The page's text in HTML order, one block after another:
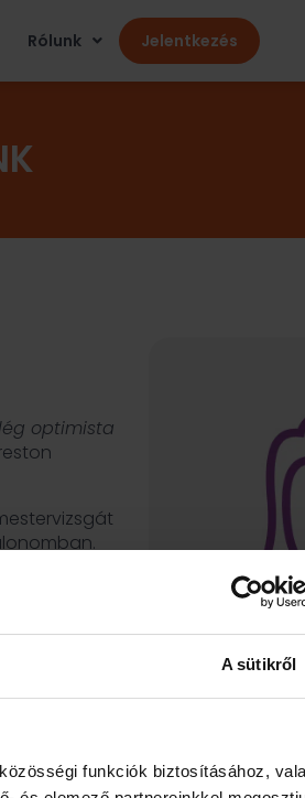
A sütikről
funkciók biztosításához,
Rólunk Jelentkezés
optimista
és immár
és
ahol